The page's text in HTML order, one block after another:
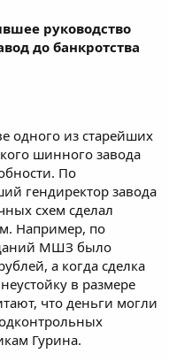
руководство
до банкротства
одного из старейших
шинного завода
По
гендиректор завода
схем сделал
Например, по
МШЗ было
а когда сделка
в размере
что деньги могли
Гурина.